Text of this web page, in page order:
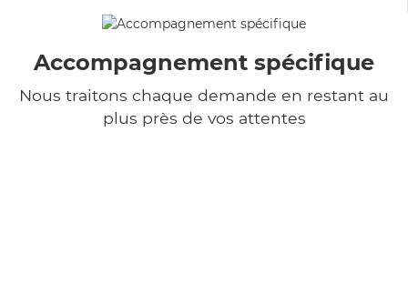
Accompagnement spécifique
Nous traitons chaque demande en restant au
plus près de vos attentes